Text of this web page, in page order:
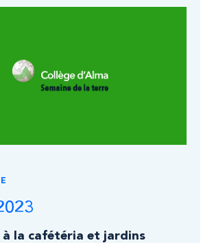
à la cafétéria et jardins